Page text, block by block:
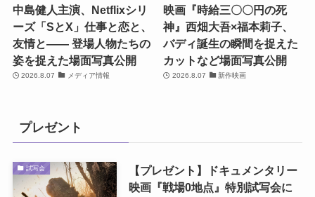
中島健人主演、Netflixシリ
ーズ「SとX」仕事と恋と、
友情と―― 登場人物たちの
姿を捉えた場面写真公開
2026.8.07 メディア情報
映画『時給三〇〇円の死
神』西畑大吾×福本莉子、
バディ誕生の瞬間を捉えた
カットなど場面写真公開
2026.8.07 新作映画
プレゼント
試写会
【プレゼント】ドキュメンタリー
映画『戦場0地点』特別試写会に